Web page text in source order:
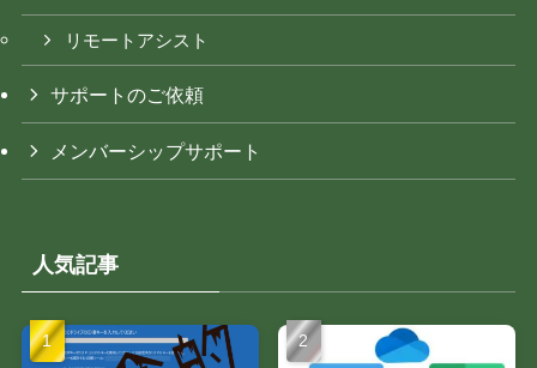
リモートアシスト
サポートのご依頼
メンバーシップサポート
人気記事